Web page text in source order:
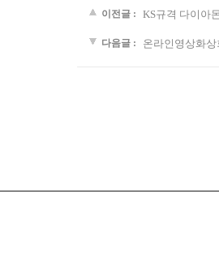
이전글 : KS규격 다이아
다음글 : 온라인영상화